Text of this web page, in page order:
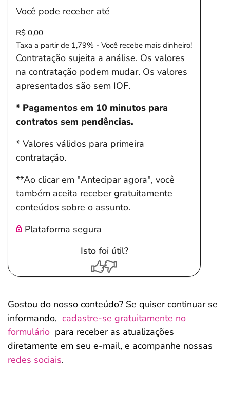
Você pode receber até
R$ 0,00
Taxa a partir de 1,79% - Você recebe mais dinheiro!
Contratação sujeita a análise. Os valores
na contratação podem mudar. Os valores
apresentados são sem IOF.
* Pagamentos em 10 minutos para
contratos sem pendências.
* Valores válidos para primeira
contratação.
**Ao clicar em "Antecipar agora", você
também aceita receber gratuitamente
conteúdos sobre o assunto.
Plataforma segura
Isto foi útil?
Gostou do nosso conteúdo? Se quiser continuar se
informando, cadastre-se gratuitamente no
formulário para receber as atualizações
diretamente em seu e-mail, e acompanhe nossas
redes sociais.